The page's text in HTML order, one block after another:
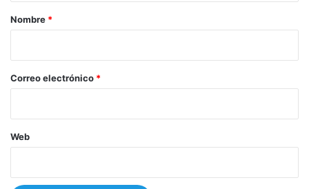
r
*
Nombre *
Correo electrónico *
Web